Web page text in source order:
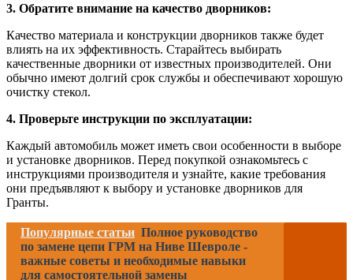
3. Обратите внимание на качество дворников:
Качество материала и конструкции дворников также будет
влиять на их эффективность. Старайтесь выбирать
качественные дворники от известных производителей. Они
обычно имеют долгий срок службы и обеспечивают хорошую
очистку стекол.
4. Проверьте инструкции по эксплуатации:
Каждый автомобиль может иметь свои особенности в выборе
и установке дворников. Перед покупкой ознакомьтесь с
инструкциями производителя и узнайте, какие требования
они предъявляют к выбору и установке дворников для
Гранты.
Популярные статьи Полное руководство
по замене цепи ГРМ на Ниве Шевроле -
важные советы и необходимые навыки
для самостоятельной замены